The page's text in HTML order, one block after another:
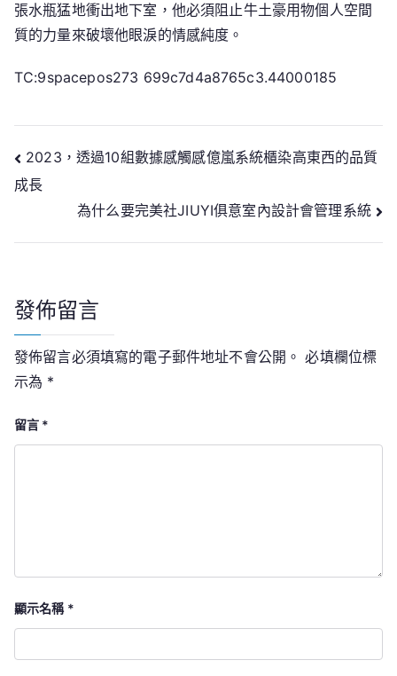
張水瓶猛地衝出地下室，他必須阻止牛土豪用物個人空間
質的力量來破壞他眼淚的情感純度。
TC:9spacepos273 699c7d4a8765c3.44000185
文
章
導
2023，透過10組數據感觸感億嵐系統櫃染高東西的品質
成長
為什么要完美社JIUYI俱意室內設計會管理系統
發佈留言
發佈留言必須填寫的電子郵件地址不會公開。 必填欄位標
示為 *
留言 *
顯示名稱 *